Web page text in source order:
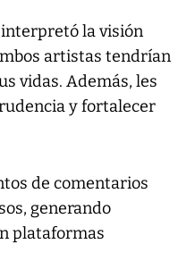
interpretó la visión
artistas tendrían
vidas. Además, les
y fortalecer
de comentarios
generando
plataformas